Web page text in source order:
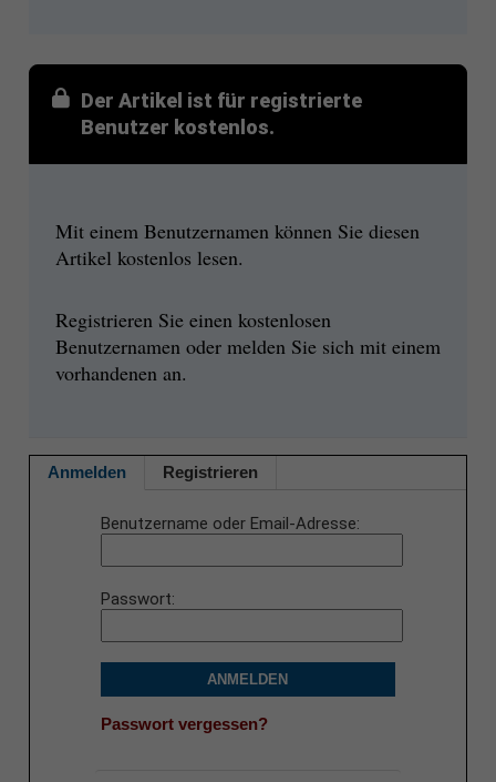
Der Artikel ist für registrierte
Benutzer kostenlos.
Mit einem Benutzernamen können Sie diesen
Artikel kostenlos lesen.
Registrieren Sie einen kostenlosen
Benutzernamen oder melden Sie sich mit einem
vorhandenen an.
Anmelden Registrieren
Benutzername oder Email-Adresse
Passwort
ANMELDEN
Passwort vergessen?